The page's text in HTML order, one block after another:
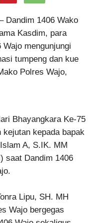
Dandim 1406 Wako
Kasdim, para
mengunjungi
tumpeng dan kue
Polres Wajo,
Bhayangkara Ke-75
kepada bapak
A, S.IK. MM
saat Dandim 1406
Lipu, SH. MH
Wajo bergegas